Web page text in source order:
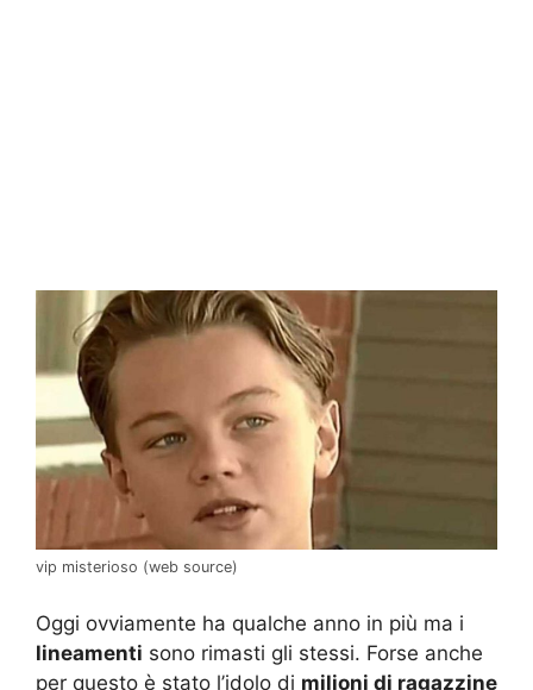
vip misterioso (web source)
Oggi ovviamente ha qualche anno in più ma i
lineamenti sono rimasti gli stessi. Forse anche
per questo è stato l’idolo di milioni di ragazzine